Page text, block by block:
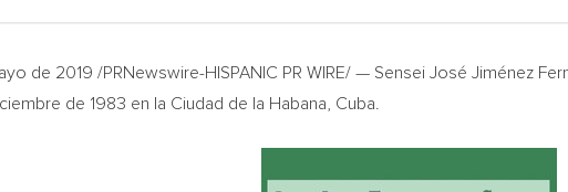
de 2019 /PRNewswire-HISPANIC PR WIRE/ — Sensei José Jiménez
de 1983 en la Ciudad de la Habana, Cuba